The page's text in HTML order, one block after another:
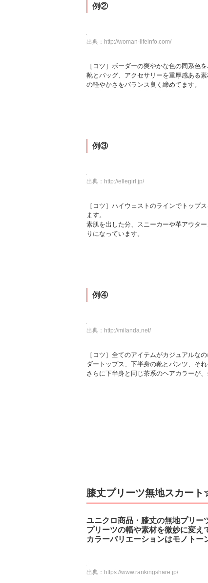
例②
出典： http://woman-lifeinfo.com/
［コツ］ボーダーの爽やかな色の同系色
靴とバッグ、アクセサリーを重厚感ある
の軽やかさをバランス良く締めてます。
例③
出典： http://ellegirl.jp/
［コツ］ハイウェストのラインでトップ
ます。
素肌を出した分、スニーカーや革アウタ
りになっています。
例④
出典： http://milanda.net/
［コツ］全てのアイテムがカジュアルな
ダートップス、下半身の靴とパンツ、そ
さらに下半身と同じ茶系のヘアカラーが
膝丈プリーツ無地スカー
ユニクロ商品・膝丈の無地プリ
プリーツの幅や素材を微妙に変え
カラーバリエーションはモノトー
出典： https://www.rankingshare.jp/